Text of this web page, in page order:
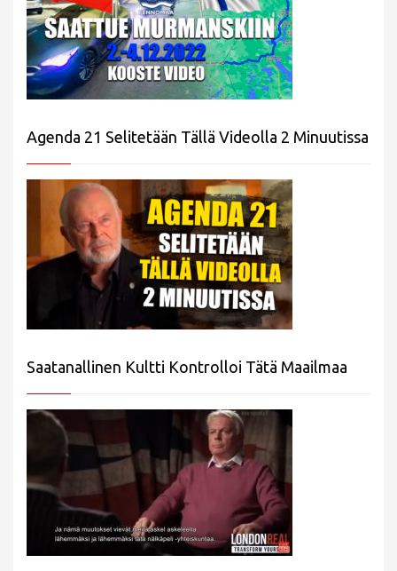
Agenda 21 Selitetään Tällä Videolla 2 Minuutissa
Saatanallinen Kultti Kontrolloi Tätä Maailmaa